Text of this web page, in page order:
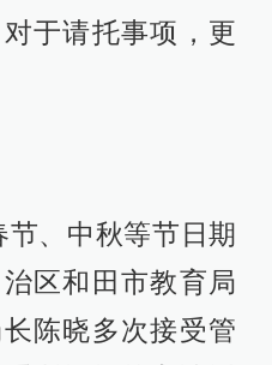
于请托事项，更
、中秋等节日期
区和田市教育局
陈晓多次接受管